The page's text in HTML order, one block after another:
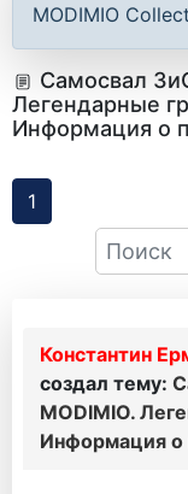
MODIMIO
Самосвал
Легендарные
Информация о
1
Константин
создал тему:
MODIMIO.
Информация о